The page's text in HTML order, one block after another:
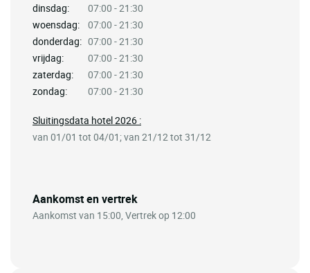
dinsdag:
07:00 - 21:30
woensdag:
07:00 - 21:30
donderdag: 07:00 - 21:30
vrijdag:
07:00 - 21:30
zaterdag:
07:00 - 21:30
zondag:
07:00 - 21:30
Aankomst en vertrek
Aankomst van 15:00, Vertrek op 12:00
Sluitingsdata hotel 2026 :
van 01/01 tot 04/01; van 21/12 tot 31/12